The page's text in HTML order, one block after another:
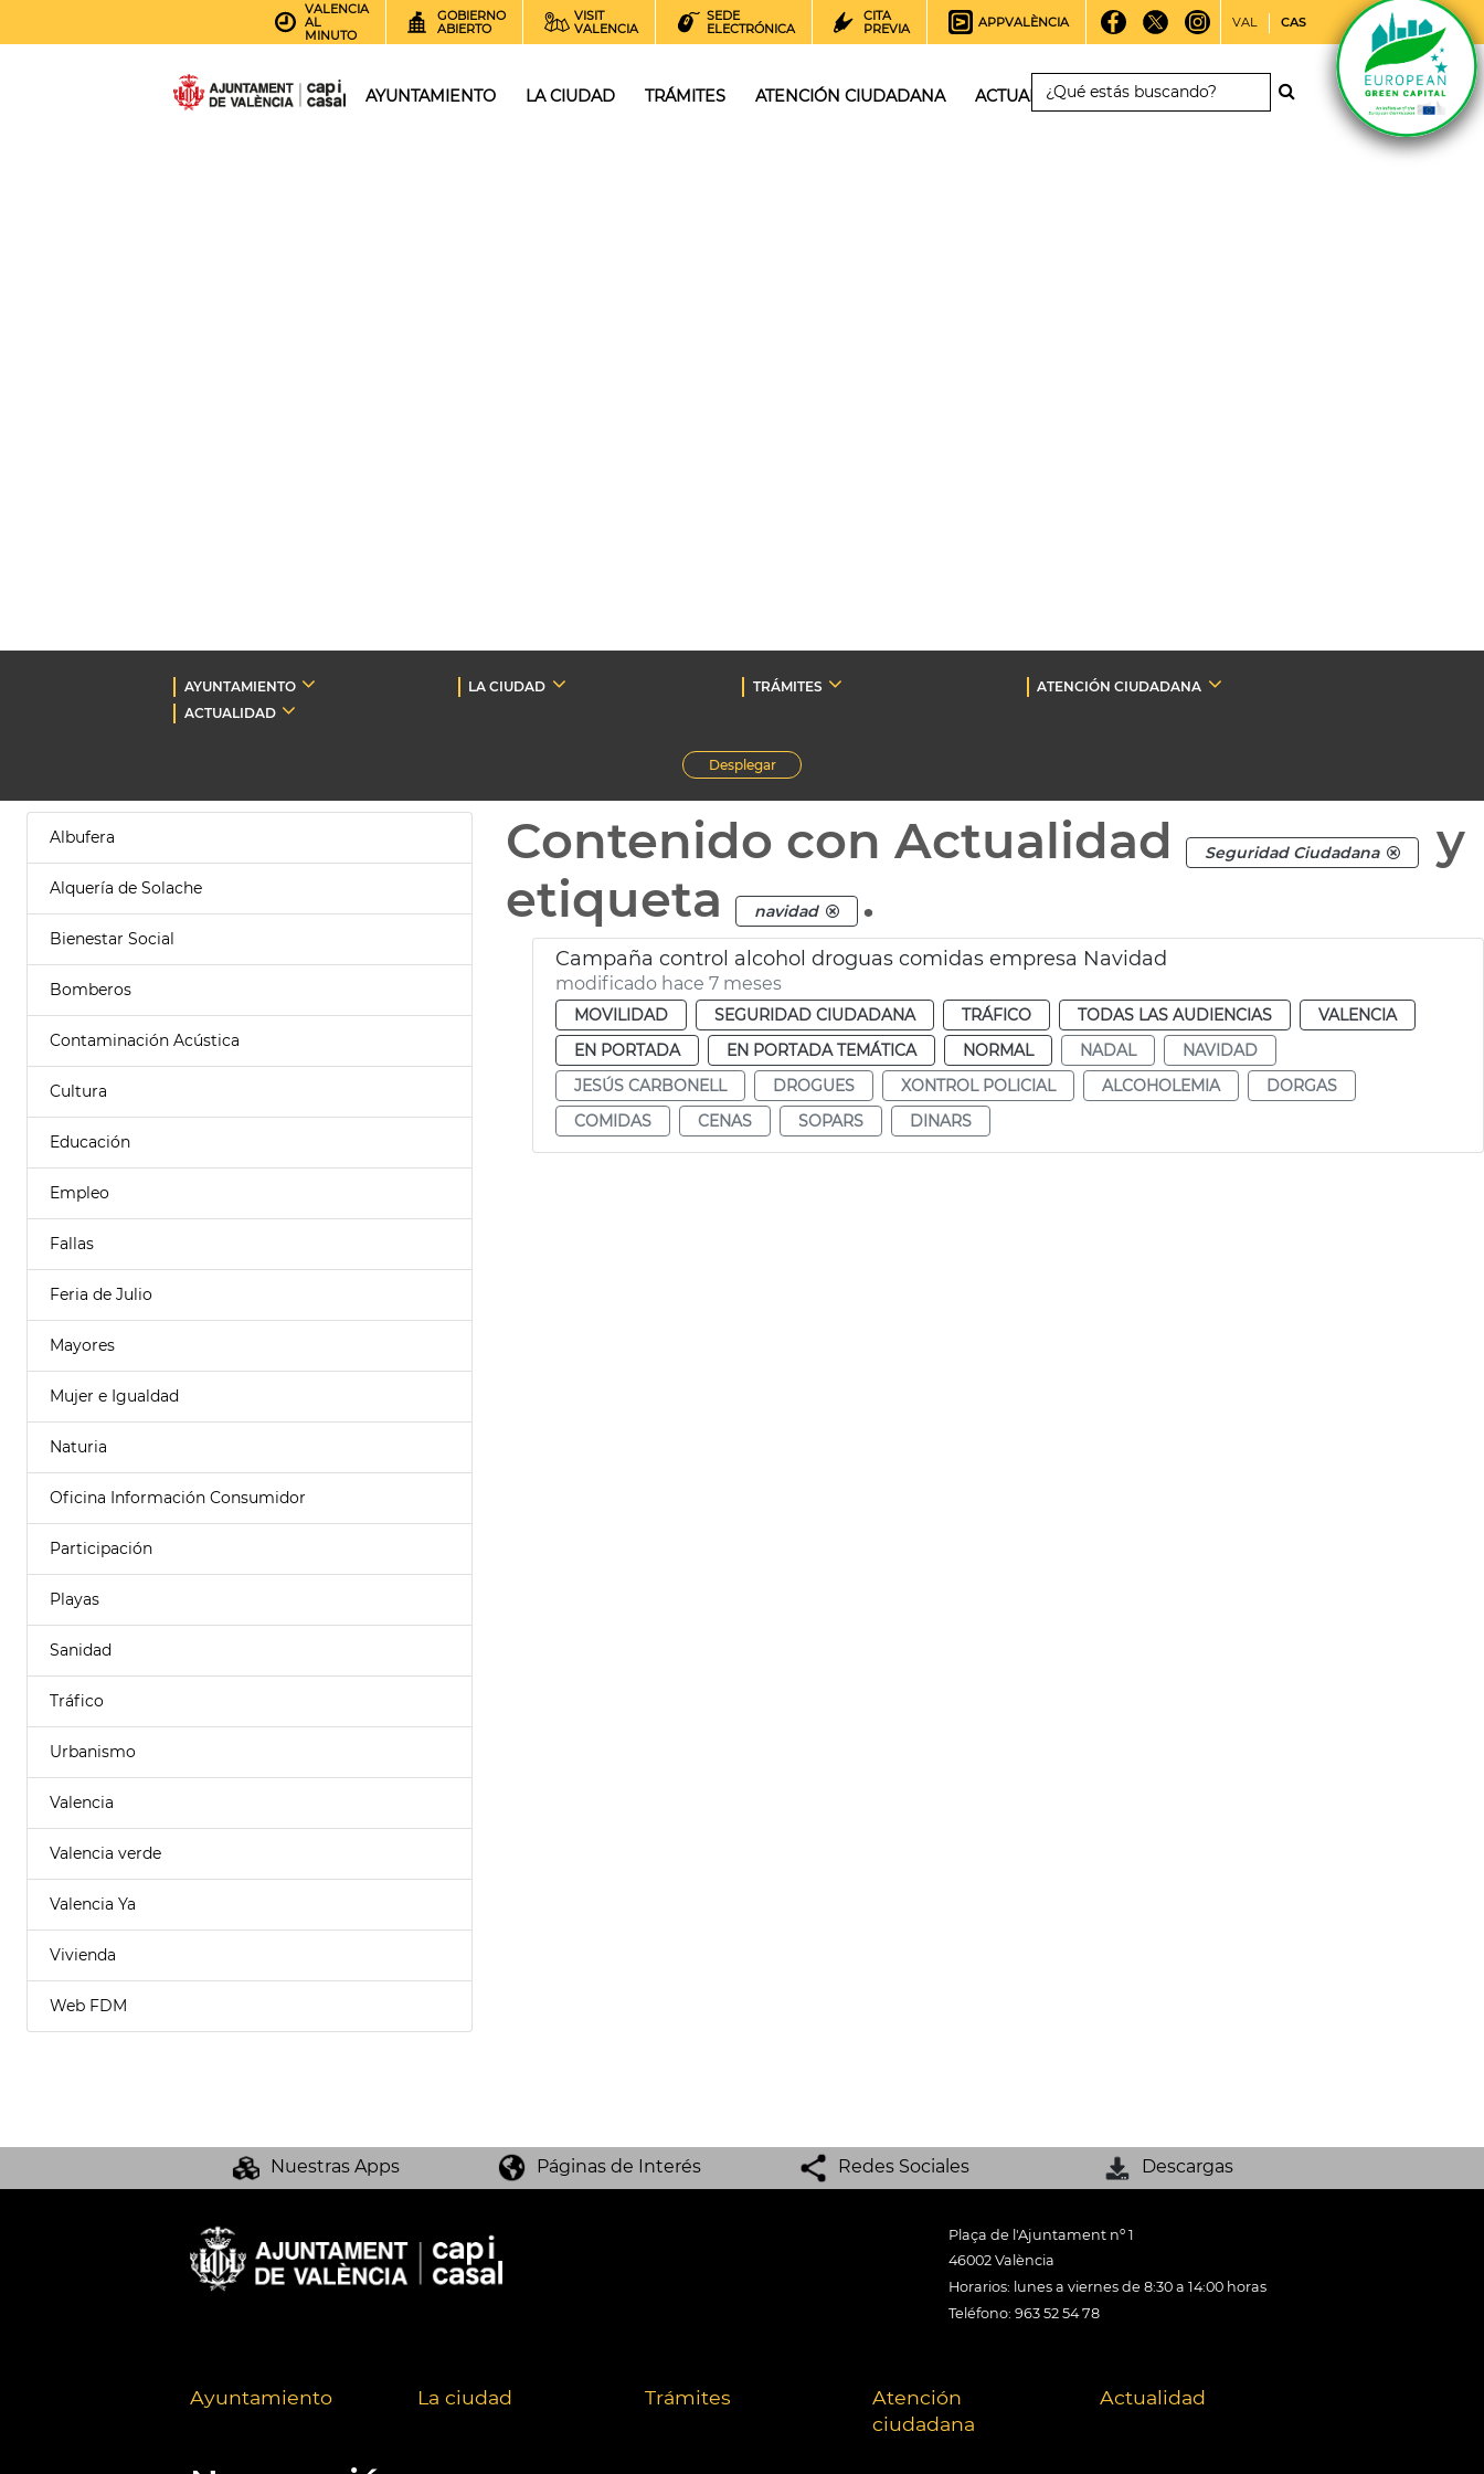
VALENCIA
AL
MINUTO
GOBIERNO
ABIERTO
VISIT
VALENCIA
SEDE
ELECTRÓNICA
CITA
PREVIA
APPVALÈNCIA VAL CAS
AYUNTAMIENTO LA CIUDAD TRÁMITES ATENCIÓN CIUDADANA ACTUALIDAD
AYUNTAMIENTO LA CIUDAD TRÁMITES
ATENCIÓN CIUDADANA
ACTUALIDAD
Desplegar
Albufera
Alquería de Solache
Bienestar Social
Bomberos
Contaminación Acústica
Cultura
Educación
Empleo
Fallas
Feria de Julio
Mayores
Mujer e Igualdad
Naturia
Oficina Información Consumidor
Participación
Playas
Sanidad
Tráfico
Urbanismo
Valencia
Valencia verde
Valencia Ya
Vivienda
Web FDM
Contenido con Actualidad Seguridad Ciudadana
y
etiqueta
navidad .
Campaña control alcohol droguas comidas empresa Navidad
modificado hace 7 meses
MOVILIDAD SEGURIDAD CIUDADANA TRÁFICO TODAS LAS AUDIENCIAS
VALENCIA
EN PORTADA
EN PORTADA TEMÁTICA NORMAL NADAL
NAVIDAD
JESÚS CARBONELL
DROGUES XONTROL POLICIAL ALCOHOLEMIA
DORGAS
COMIDAS
CENAS SOPARS DINARS
Nuestras Apps Páginas de Interés Redes Sociales Descargas
Plaça de l'Ajuntament nº 1
46002 València
Horarios: lunes a viernes de 8:30 a 14:00 horas
Teléfono: 963 52 54 78
Ayuntamiento La ciudad Trámites
Atención
ciudadana
Actualidad